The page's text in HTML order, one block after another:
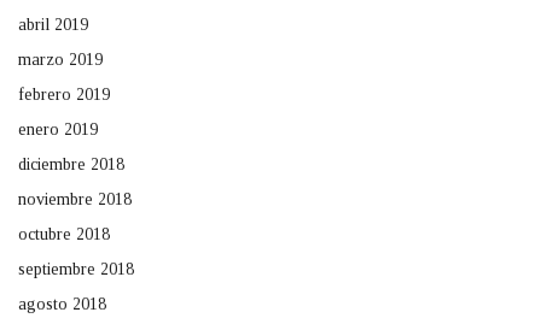
abril 2019
marzo 2019
febrero 2019
enero 2019
diciembre 2018
noviembre 2018
octubre 2018
septiembre 2018
agosto 2018